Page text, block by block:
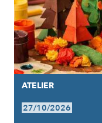
ATELIER
27/10/2026